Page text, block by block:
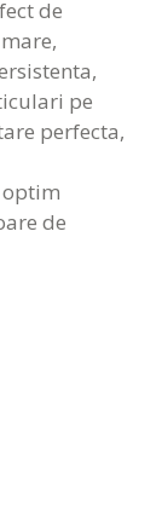
de
pe
perfecta,
optim
de